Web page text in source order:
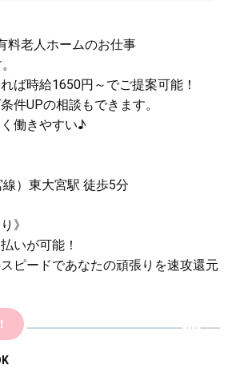
料老人ホームのお仕事
ば時給1650円～でご提案可能！
件UPの相談もできます。
働きやすい♪
）東大宮駅 徒歩5分
》
いが可能！
ピードであなたの頑張りを速攻還元